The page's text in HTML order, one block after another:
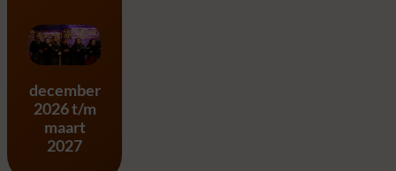
Messiah – G.F. Händel
december
2026 t/m
maart
2027